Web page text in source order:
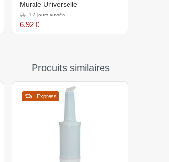
Murale Universelle
1-3 jours ouvrés
6,92 €
Produits similaires
Express